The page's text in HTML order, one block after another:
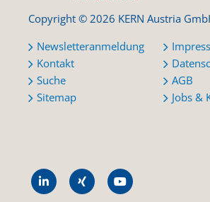
Copyright © 2026 KERN Austria
Newsletteranmeldung
Kontakt
Suche
Sitemap
AGB
Jobs &